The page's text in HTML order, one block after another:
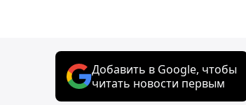
Добавить в Google, чтобы
читать новости первым